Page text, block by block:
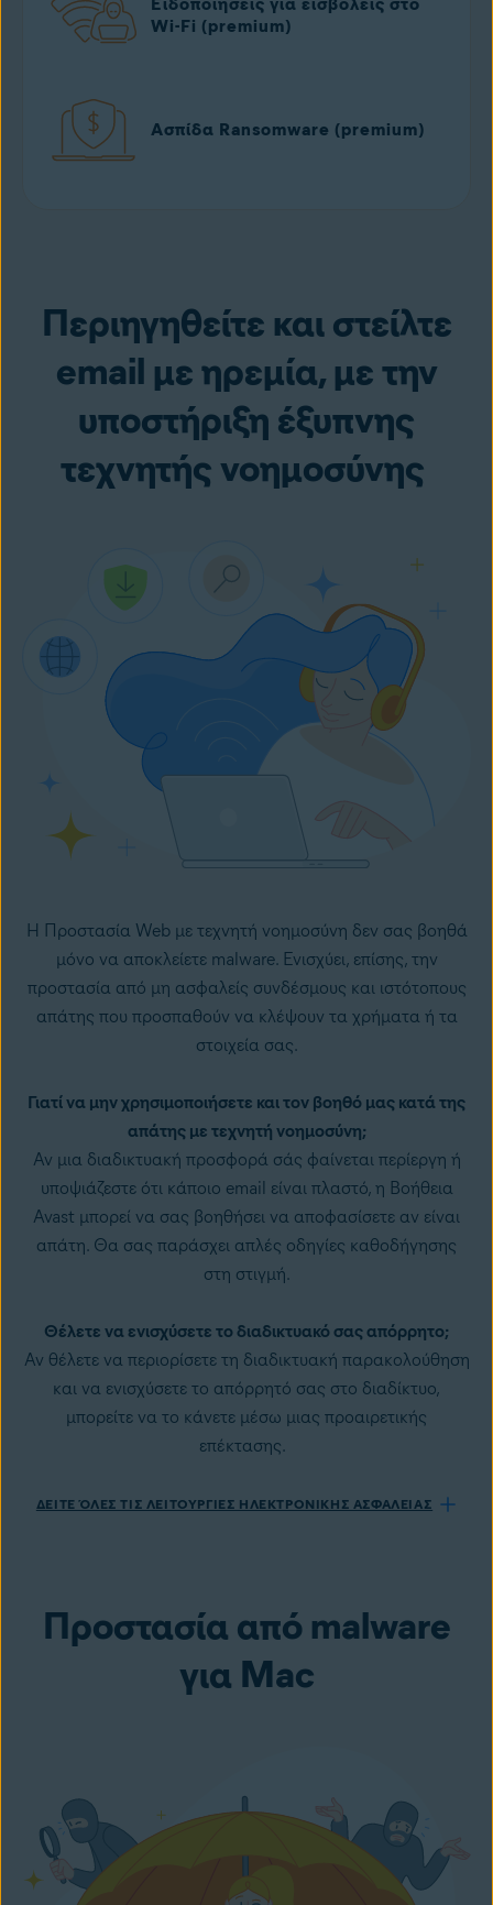
Wi-Fi (premium)
Ασπίδα Ransomware (premium)
Περιηγηθείτε και στείλτε
email με ηρεμία, με την
υποστήριξη έξυπνης
τεχνητής νοημοσύνης
Η Προστασία Web με τεχνητή νοημοσύνη δεν σας βοηθά
μόνο να αποκλείετε malware. Ενισχύει, επίσης, την
προστασία από μη ασφαλείς συνδέσμους και ιστότοπους
απάτης που προσπαθούν να κλέψουν τα χρήματα ή τα
στοιχεία σας.
Γιατί να μην χρησιμοποιήσετε και τον βοηθό μας κατά της
απάτης με τεχνητή νοημοσύνη;
Αν μια διαδικτυακή προσφορά σάς φαίνεται περίεργη ή
υποψιάζεστε ότι κάποιο email είναι πλαστό, η Βοήθεια
Avast μπορεί να σας βοηθήσει να αποφασίσετε αν είναι
απάτη. Θα σας παράσχει απλές οδηγίες καθοδήγησης
στη στιγμή.
Θέλετε να ενισχύσετε το διαδικτυακό σας απόρρητο;
Αν θέλετε να περιορίσετε τη διαδικτυακή παρακολούθηση
και να ενισχύσετε το απόρρητό σας στο διαδίκτυο,
μπορείτε να το κάνετε μέσω μιας προαιρετικής
επέκτασης.
ΔΕΙΤΕ ΌΛΕΣ ΤΙΣ ΛΕΙΤΟΥΡΓΙΕΣ ΗΛΕΚΤΡΟΝΙΚΗΣ ΑΣΦΑΛΕΙΑΣ
Προστασία από malware
για Mac